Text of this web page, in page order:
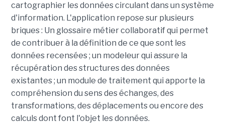
cartographier les données circulant dans un système
d'information. L'application repose sur plusieurs
briques : Un glossaire métier collaboratif qui permet
de contribuer à la définition de ce que sont les
données recensées ; un modeleur qui assure la
récupération des structures des données
existantes ; un module de traitement qui apporte la
compréhension du sens des échanges, des
transformations, des déplacements ou encore des
calculs dont font l'objet les données.